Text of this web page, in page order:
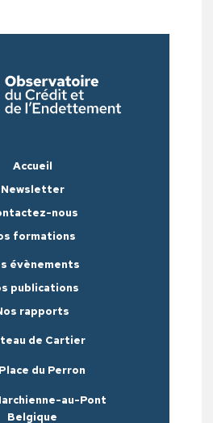
Accueil
Newsletter
nous
formations
évènements
publications
rapports
de Cartier
du Perron
au-Pont
Belgique